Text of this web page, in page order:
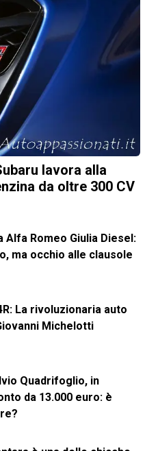
lavora alla
da oltre 300 CV
Alfa Romeo Giulia Diesel:
ma occhio alle clausole
La rivoluzionaria auto
Michelotti
Quadrifoglio, in
da 13.000 euro: è